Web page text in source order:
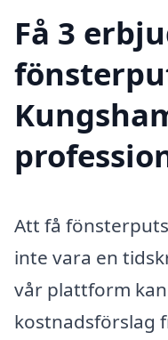
Få 3
Att få
inte vara en
vår plattform
kostnadsförslag